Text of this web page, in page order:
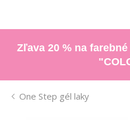
Zľava 20 % na
One Step gél laky